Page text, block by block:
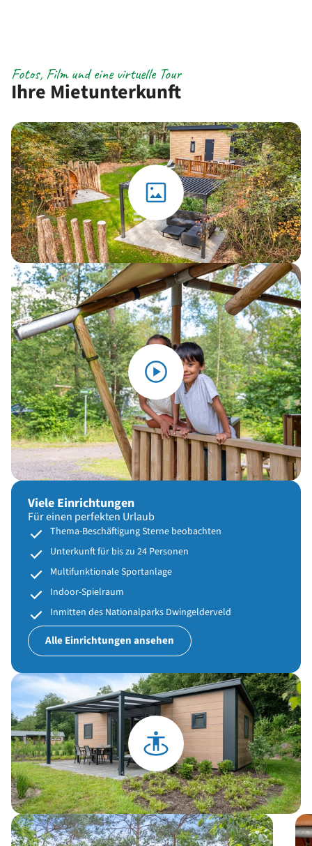
Ihre Mietunterkunft
Fotos, Film und eine virtuelle Tour
Viele Einrichtungen
Für einen perfekten Urlaub
Thema-Beschäftigung Sterne beobachten
Unterkunft für bis zu 24 Personen
Multifunktionale Sportanlage
Indoor-Spielraum
Inmitten des Nationalparks Dwingelderveld
Alle Einrichtungen ansehen